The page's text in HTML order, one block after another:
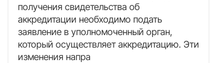
получения свидетельства об
аккредитации необходимо подать
заявление в уполномоченный орган,
который осуществляет аккредитацию. Эти
изменения напра